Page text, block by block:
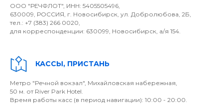
ООО "РЕЧФЛОТ", ИНН: 5405505496,
630009, РОССИЯ, г. Новосибирск, ул. Добролюбова, 2Б,
тел.: +7 (383) 266 0020,
для корреспонденции: 630099, Новосибирск, а/я 154.
КАССЫ, ПРИСТАНЬ
Метро "Речной вокзал", Михайловская набережная,
50 м. от River Park Hotel.
Время работы касс (в период навигации): 10:00 - 20:00.